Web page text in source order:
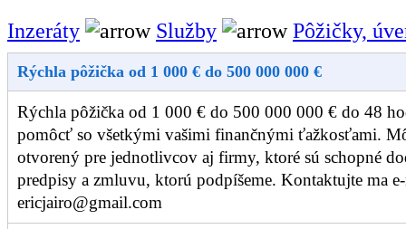
Inzeráty Služby Pôžičky,
Rýchla pôžička od 1 000 € do 500 000 000 €
Rýchla pôžička od 1 000 € do 500 000 000 € do 48
pomôcť so všetkými vašimi finančnými ťažkosťami.
otvorený pre jednotlivcov aj firmy, ktoré sú schopné
predpisy a zmluvu, ktorú podpíšeme. Kontaktujte ma
ericjairo@gmail.com